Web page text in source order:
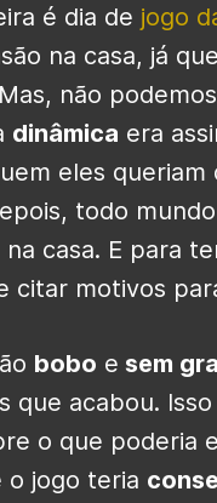
é dia de jogo
na casa, já
não
dinâmica era
eles
todo
casa. E para
citar motivos
bobo e sem
que acabou.
o que poderia
o jogo teria